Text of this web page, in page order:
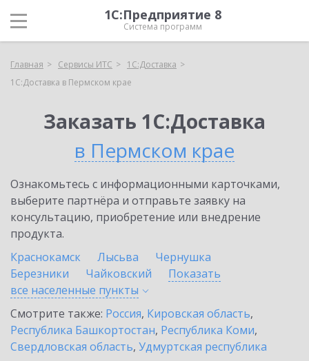
1С:Предприятие 8
Система программ
Главная Сервисы ИТС
1С:Доставка
1С:Доставка в Пермском крае
Заказать 1С:Доставка
в Пермском крае
Ознакомьтесь с информационными карточками,
выберите партнёра и отправьте заявку на
консультацию, приобретение или внедрение
продукта.
Краснокамск
Лысьва
Чернушка
Березники
Чайковский
Показать
все населенные пункты
Смотрите также: Россия, Кировская область,
Республика Башкортостан, Республика Коми,
Свердловская область, Удмуртская республика